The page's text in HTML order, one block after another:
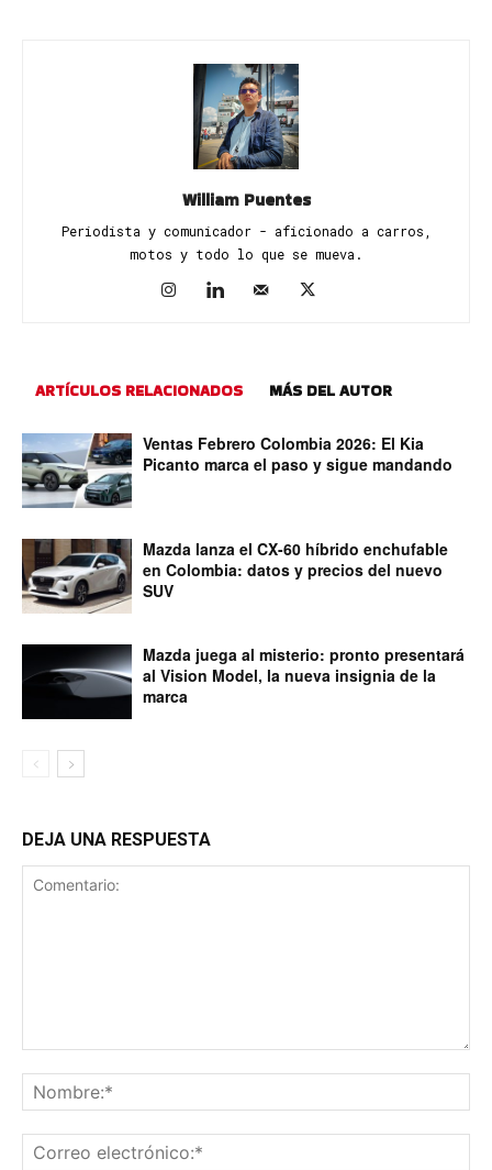
William Puentes
Periodista y comunicador - aficionado a carros,
motos y todo lo que se mueva.
ARTÍCULOS RELACIONADOS MÁS DEL AUTOR
Ventas Febrero Colombia 2026: El Kia
Picanto marca el paso y sigue mandando
Mazda lanza el CX-60 híbrido enchufable
en Colombia: datos y precios del nuevo
SUV
Mazda juega al misterio: pronto presentará
al Vision Model, la nueva insignia de la
marca
DEJA UNA RESPUESTA